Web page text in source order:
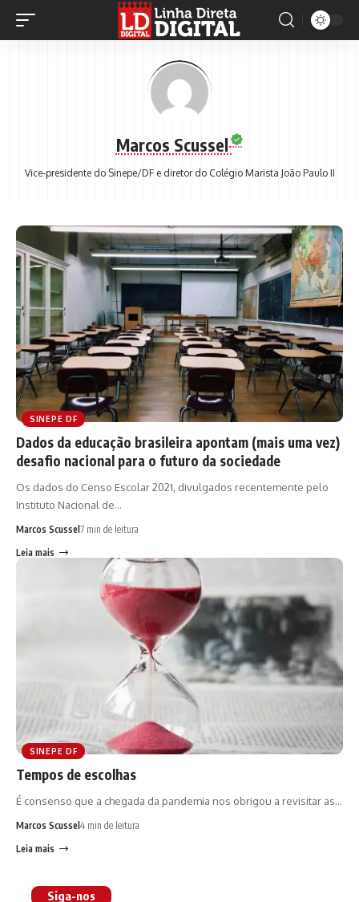
Marcos Scussel
Vice-presidente do Sinepe/DF e diretor do Colégio Marista João Paulo II
SINEPE DF
Dados da educação brasileira apontam (mais uma vez)
desafio nacional para o futuro da sociedade
Os dados do Censo Escolar 2021, divulgados recentemente pelo
Instituto Nacional de…
Marcos Scussel 7 min de leitura
Leia mais
SINEPE DF
Tempos de escolhas
É consenso que a chegada da pandemia nos obrigou a revisitar as…
Marcos Scussel4 min de leitura
Leia mais
Siga-nos